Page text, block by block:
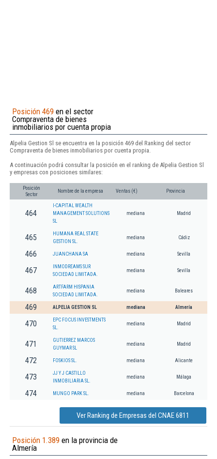
Posición 469 en el sector
Compraventa de bienes
inmobiliarios por cuenta propia
Alpelia Gestion Sl se encuentra en la posición 469 del Ranking del sector
Compraventa de bienes inmobiliarios por cuenta propia.
A continuación podrá consultar la posición en el ranking de Alpelia Gestion Sl
y empresas con posiciones similares:
Posición
Sector
Nombre de la empresa Ventas (€) Provincia
464
I-CAPITAL WEALTH
MANAGEMENT SOLUTIONS
SL
mediana Madrid
465
HUMANA REAL STATE
GESTION SL.
mediana Cádiz
466 JUANCHANA SA mediana Sevilla
467
INMODREAMS SUR
SOCIEDAD LIMITADA.
mediana Sevilla
468
ARTFARM HISPANIA
SOCIEDAD LIMITADA.
mediana Baleares
469 ALPELIA GESTION SL mediana Almería
470
EPC FOCUS INVESTMENTS
SL.
mediana Madrid
471
GUTIERREZ MARCOS
GUYMAR SL
mediana Madrid
472 FOSKIOS SL. mediana Alicante
473
JJ Y J CASTILLO
INMOBILIARIA SL.
mediana Málaga
474 MUNGO PARK SL. mediana Barcelona
Ver Ranking de Empresas del CNAE 6811
Posición 1.389 en la provincia de
Almería